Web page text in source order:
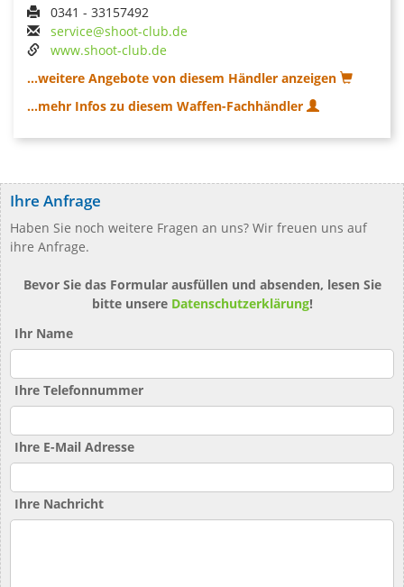
0341 - 33157492
service@shoot-club.de
www.shoot-club.de
...weitere Angebote von diesem Händler anzeigen
...mehr Infos zu diesem Waffen-Fachhändler
Ihre Anfrage
Haben Sie noch weitere Fragen an uns? Wir freuen uns auf
ihre Anfrage.
Bevor Sie das Formular ausfüllen und absenden, lesen Sie
bitte unsere Datenschutzerklärung!
Ihr Name
Ihre Telefonnummer
Ihre E-Mail Adresse
Ihre Nachricht